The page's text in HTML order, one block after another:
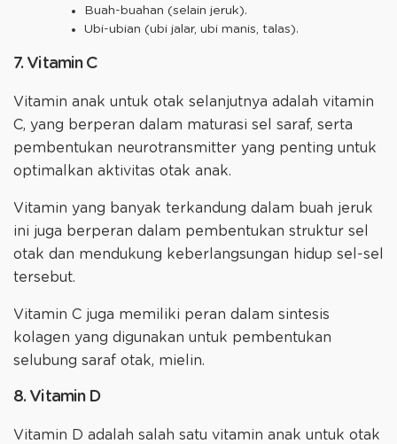
Buah-buahan (selain jeruk).
Ubi-ubian (ubi jalar, ubi manis, talas).
7. Vitamin C
Vitamin anak untuk otak selanjutnya adalah vitamin
C, yang berperan dalam maturasi sel saraf, serta
pembentukan neurotransmitter yang penting untuk
optimalkan aktivitas otak anak.
Vitamin yang banyak terkandung dalam buah jeruk
ini juga berperan dalam pembentukan struktur sel
otak dan mendukung keberlangsungan hidup sel-sel
tersebut.
Vitamin C juga memiliki peran dalam sintesis
kolagen yang digunakan untuk pembentukan
selubung saraf otak, mielin.
8. Vitamin D
Vitamin D adalah salah satu vitamin anak untuk otak